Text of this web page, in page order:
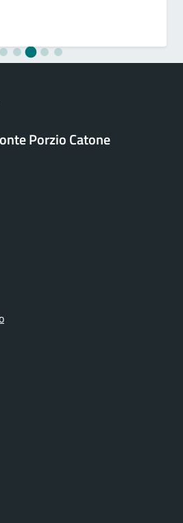
Porzio Catone